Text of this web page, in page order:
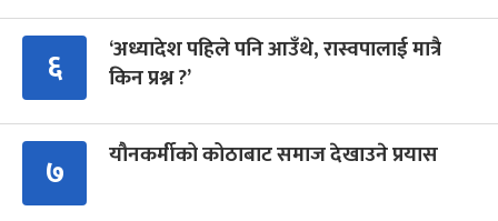
६
‘अध्यादेश पहिले पनि आउँथे, रास्वपालाई मात्रै
किन प्रश्न ?’
७ यौनकर्मीको कोठाबाट समाज देखाउने प्रयास